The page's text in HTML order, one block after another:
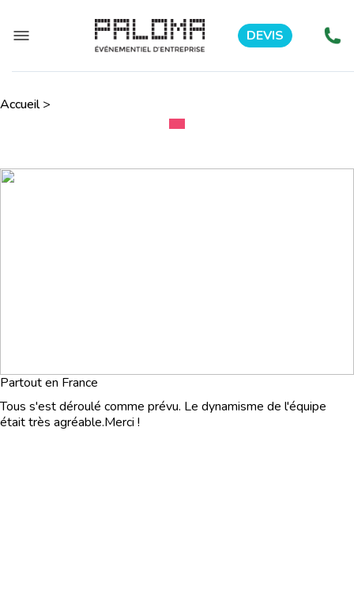
DEVIS
Accueil>
Partout en France
Tous s'est déroulé comme prévu. Le dynamisme de l'équipe
était très agréable.Merci !